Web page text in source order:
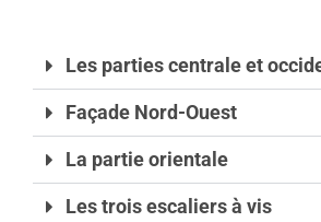
Les parties centrale et
Façade Nord-Ouest
La partie orientale
Les trois escaliers à vis